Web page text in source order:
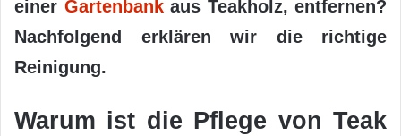
einer Gartenbankaus Teakholz, entfernen?
Nachfolgend erklären wir die richtige
Reinigung.
Warum ist die Pflege von Teak